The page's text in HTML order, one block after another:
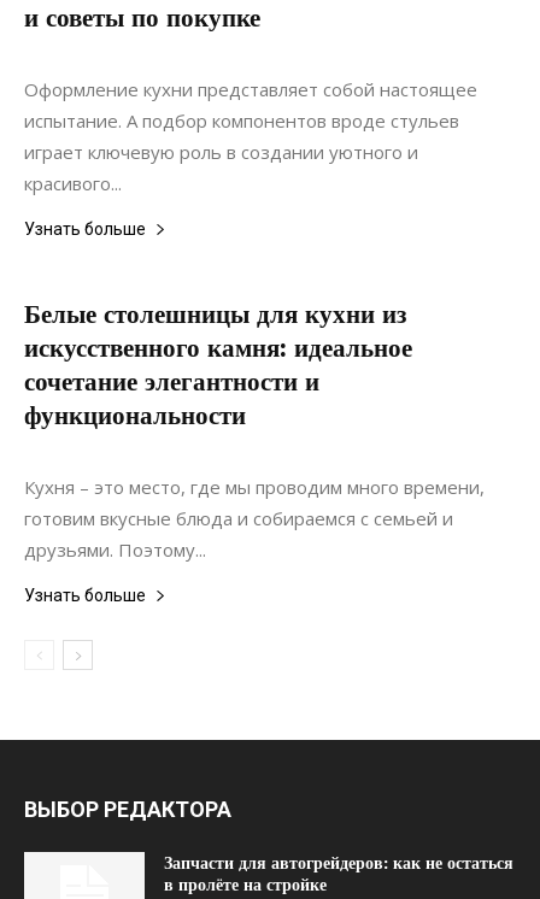
и советы по покупке
26.07.2024
Оформление кухни представляет собой настоящее
испытание. А подбор компонентов вроде стульев
играет ключевую роль в создании уютного и
красивого...
Узнать больше
Белые столешницы для кухни из
искусственного камня: идеальное
сочетание элегантности и
функциональности
11.06.2024
Кухня – это место, где мы проводим много времени,
готовим вкусные блюда и собираемся с семьей и
друзьями. Поэтому...
Узнать больше
ВЫБОР РЕДАКТОРА
Запчасти для автогрейдеров: как не остаться
в пролёте на стройке